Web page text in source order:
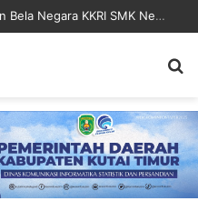
Lanal Sangatta Buka Pelatihan Bela Negara KKRI SMK Negeri 2 Bontang